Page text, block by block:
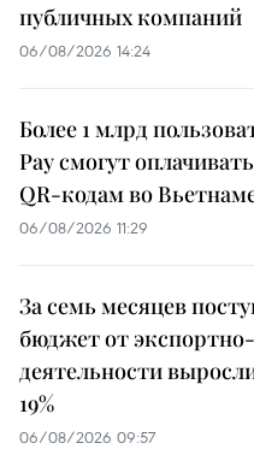
публичных компаний
06/08/2026 14:24
Более 1 млрд
Pay смогут
QR-кодам во
06/08/2026 11:29
За семь месяцев
бюджет от
деятельности
19%
06/08/2026 09:57